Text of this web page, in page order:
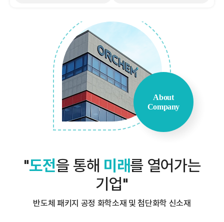
About
Company
"도전을 통해 미래를 열어가는
기업"
반도체 패키지 공정 화학소재 및 첨단화학 신소재